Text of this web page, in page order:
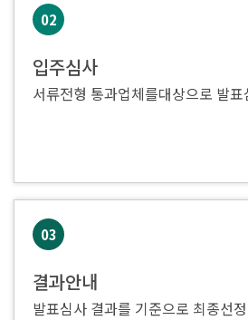
02
입주심사
서류전형 통과업체를대상으로 발표
03
결과안내
발표심사 결과를 기준으로 최종선정